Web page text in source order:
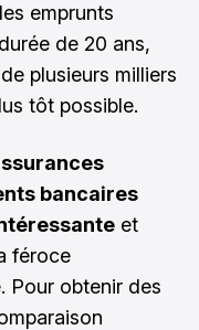
emprunts
de 20 ans,
plusieurs milliers
tôt possible.
bancaires
et
féroce
Pour obtenir des